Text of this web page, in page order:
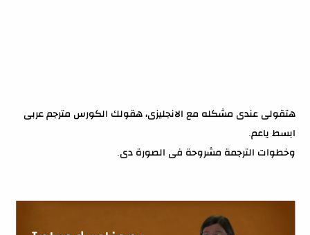
هتقولى عندى مشكله مع الانجليزى، هقولك الكورس مترجم عربى
ابسط ياعم.
وخطوات الترجمة مشروحة فى الصورة دى.